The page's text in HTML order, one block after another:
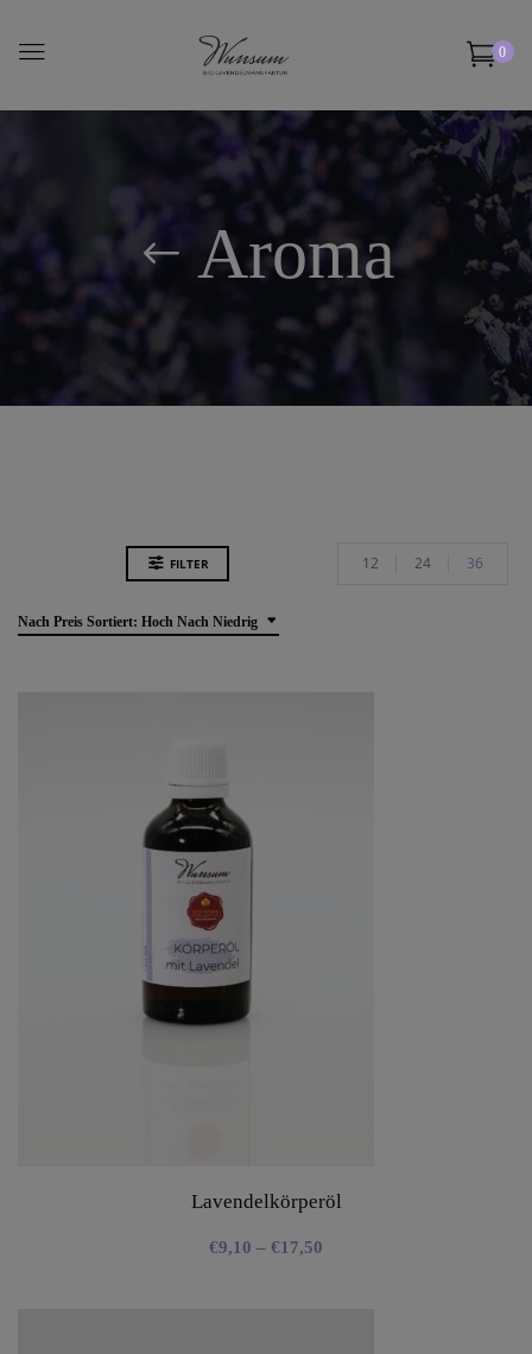
0
Aroma
FILTER
Nach Preis Sortiert: Hoch Nach Niedrig
12 24 36
Lavendelkörperöl
€9,10 – €17,50